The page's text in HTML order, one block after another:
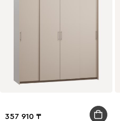
357 910